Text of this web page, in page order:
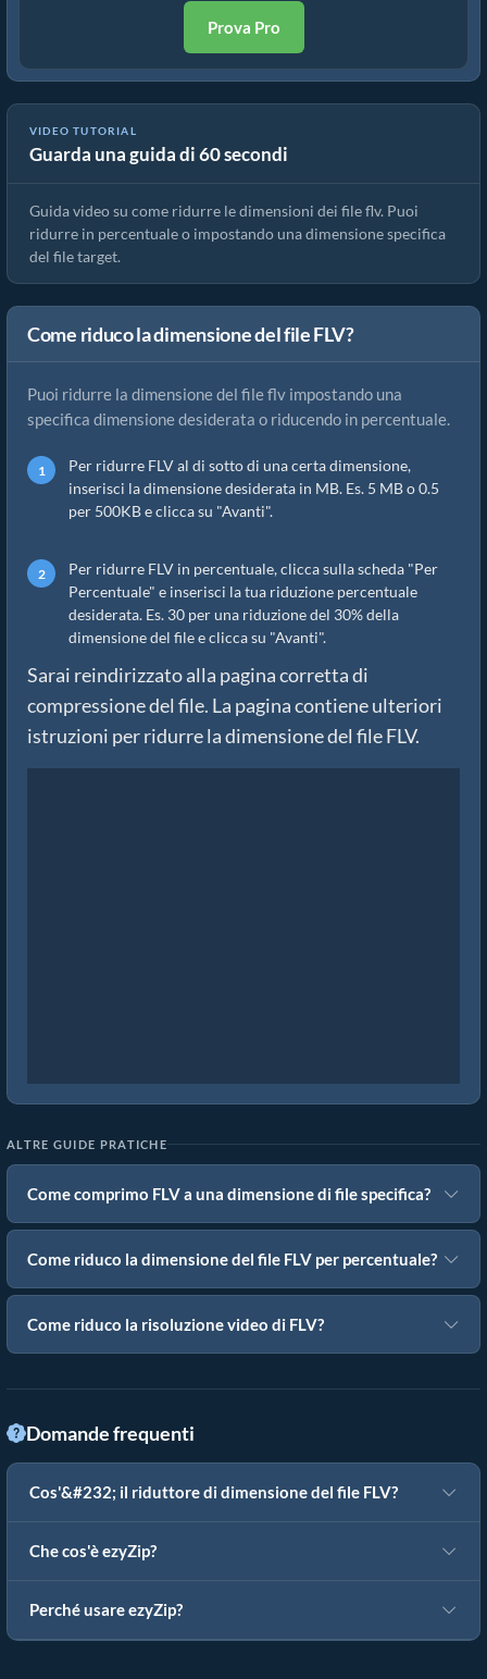
Prova Pro
VIDEO TUTORIAL
Guarda una guida di 60 secondi
Guida al Compressore flv | Riduci le Dimensioni dei File flv
Guida video su come ridurre le dimensioni dei file flv. Puoi
ridurre in percentuale o impostando una dimensione specifica
del file target.
Come riduco la dimensione del file FLV?
Puoi ridurre la dimensione del file flv impostando una
specifica dimensione desiderata o riducendo in percentuale.
Per ridurre FLV al di sotto di una certa dimensione,
inserisci la dimensione desiderata in MB. Es. 5 MB o 0.5
per 500KB e clicca su "Avanti".
Per ridurre FLV in percentuale, clicca sulla scheda "Per
Percentuale" e inserisci la tua riduzione percentuale
desiderata. Es. 30 per una riduzione del 30% della
dimensione del file e clicca su "Avanti".
Sarai reindirizzato alla pagina corretta di
compressione del file. La pagina contiene ulteriori
istruzioni per ridurre la dimensione del file FLV.
ALTRE GUIDE PRATICHE
Come comprimo FLV a una dimensione di file specifica?
Come riduco la dimensione del file FLV per percentuale?
Come riduco la risoluzione video di FLV?
Domande frequenti
Cos'&#232; il riduttore di dimensione del file FLV?
Che cos'è ezyZip?
Perché usare ezyZip?